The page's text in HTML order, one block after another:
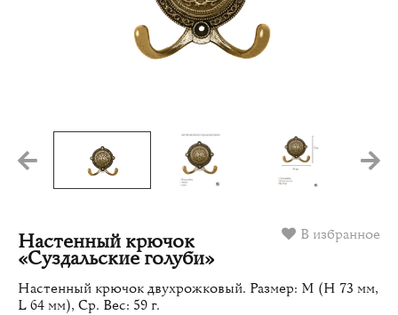
В избранное
Настенный крючок
«Суздальские голуби»
Настенный крючок двухрожковый. Размер: M (H 73 мм,
L 64 мм), Ср. Вес: 59 г.